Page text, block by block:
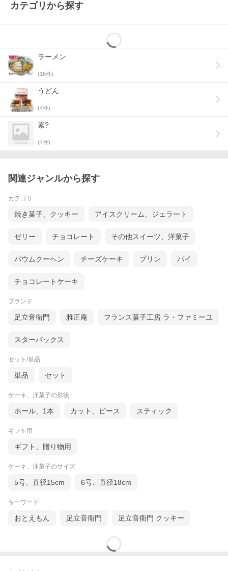
カテゴリから探す
ラーメン
(16件)
うどん
(4件)
素?
(4件)
関連ジャンルから探す
カテゴリ
焼き菓子、クッキー アイスクリーム、ジェラート
ゼリー チョコレート その他スイーツ、洋菓子
バウムクーヘン チーズケーキ プリン パイ
チョコレートケーキ
ブランド
足立音衛門 雅正庵 フランス菓子工房 ラ・ファミーユ
スターバックス
セット/単品
単品 セット
ケーキ、洋菓子の形状
ホール、1本 カット、ピース スティック
ギフト用
ギフト、贈り物用
ケーキ、洋菓子のサイズ
5号、直径15cm 6号、直径18cm
キーワード
おとえもん 足立音衛門 足立音衛門 クッキー